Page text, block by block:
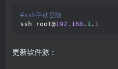
#ssh手动登陆
ssh root@192.168 . 1 . 1
更新软件源：